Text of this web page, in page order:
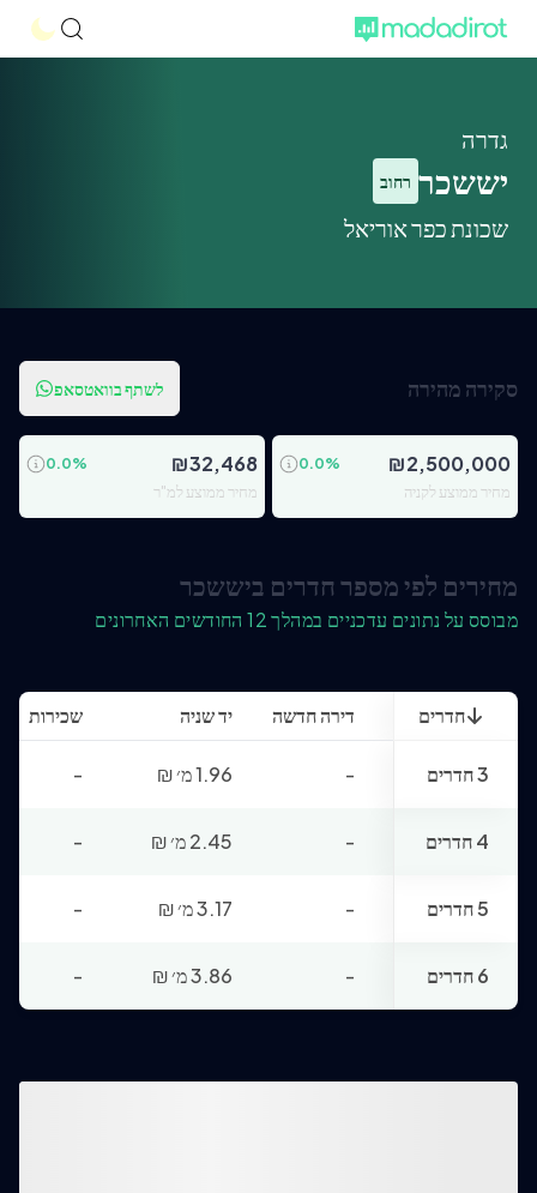
גדרה
יששכר רחוב
שכונת כפר אוריאל
סקירה מהירה לשתף בוואטסאפ
₪2,500,000
0.0%
מחיר ממוצע לקניה
₪32,468
0.0%
מחיר ממוצע למ"ר
מחירים לפי מספר חדרים ביששכר
מבוסס על נתונים עדכניים במהלך 12 החודשים האחרונים
חדרים דירה חדשה יד שניה שכירות
3 חדרים - 1.96 מ׳ ₪
-
4 חדרים - 2.45 מ׳ ₪
-
5 חדרים - 3.17 מ׳ ₪
-
6 חדרים - 3.86 מ׳ ₪
-